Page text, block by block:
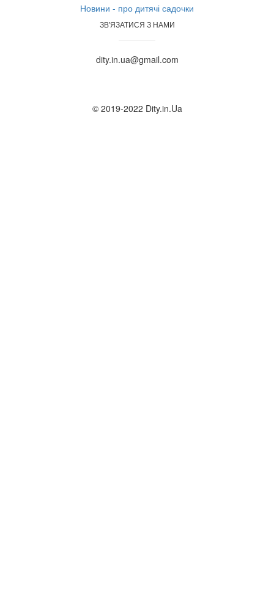
Новини - про дитячі садочки
ЗВ'ЯЗАТИСЯ З НАМИ
dity.in.ua@gmail.com
© 2019-2022 Dity.in.Ua